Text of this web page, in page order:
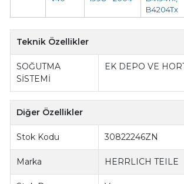
B4204Tx
Teknik Özellikler
SOĞUTMA
SİSTEMİ
EK DEPO VE
Diğer Özellikler
Stok Kodu 30822246ZN
Marka HERRLICH TEILE